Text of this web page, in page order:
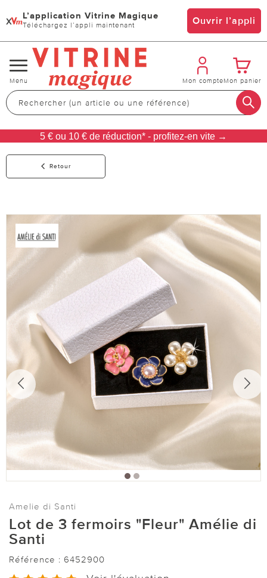
x L’application Vitrine Magique
Téléchargez l’appli maintenant Ouvrir l’appli
Changer
de
navigation
Menu Mon compteMon panier
5 € ou 10 € de réduction* - profitez-en vite →
Retour
Amelie di Santi
Lot de 3 fermoirs "Fleur" Amélie di
Santi
Référence : 6452900